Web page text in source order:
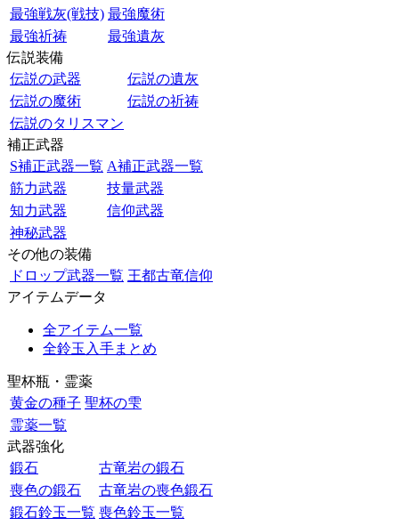
最強戦灰(戦技) 最強魔術
最強祈祷
最強遺灰
伝説装備
伝説の武器
伝説の遺灰
伝説の魔術
伝説の祈祷
伝説のタリスマン
補正武器
S補正武器一覧 A補正武器一覧
筋力武器
技量武器
知力武器
信仰武器
神秘武器
その他の装備
ドロップ武器一覧 王都古竜信仰
アイテムデータ
全アイテム一覧
全鈴玉入手まとめ
聖杯瓶・霊薬
黄金の種子 聖杯の雫
霊薬一覧
武器強化
鍛石
古竜岩の鍛石
喪色の鍛石
古竜岩の喪色鍛石
鍛石鈴玉一覧 喪色鈴玉一覧